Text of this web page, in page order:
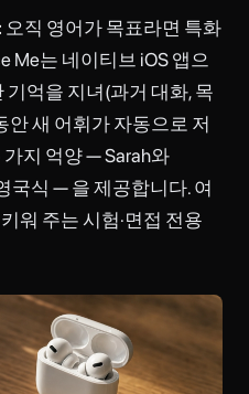
오직 영어가 목표라면 특화
Me는 네이티브 iOS 앱으
기억을 지녀(과거 대화, 목
안 새 어휘가 자동으로 저
지 억양 — Sarah와
국식 — 을 제공합니다. 여
워 주는 시험·면접 전용